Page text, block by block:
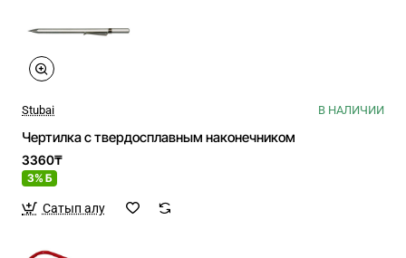
Stubai В НАЛИЧИИ
Чертилка с твердосплавным наконечником
3360₸
3% Б
Сатып алу